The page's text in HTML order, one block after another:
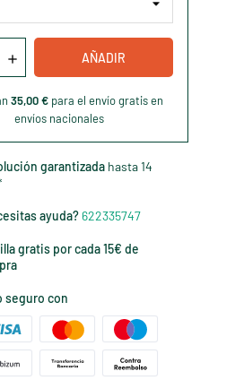
AÑADIR
35,00 €para el envío gratis en
envíos nacionales
garantizada hasta 14
ayuda? 622335747
gratis por cada 15€ de
seguro con